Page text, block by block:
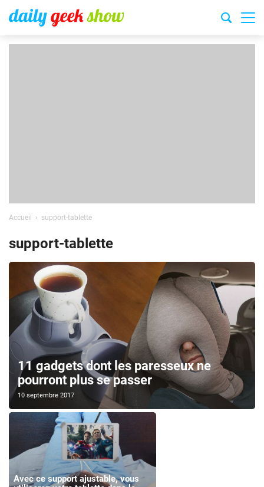
Accueil support-tablette
support-tablette
11 gadgets dont les paresseux ne
pourront plus se passer
10 septembre 2017
Avec ce support ajustable, vous